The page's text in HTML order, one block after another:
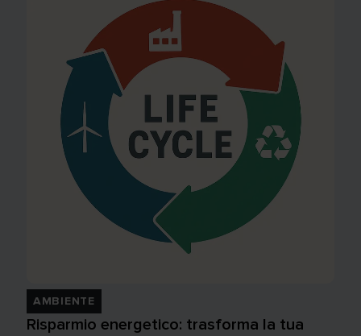
AMBIENTE
Risparmio energetico: trasforma la tua